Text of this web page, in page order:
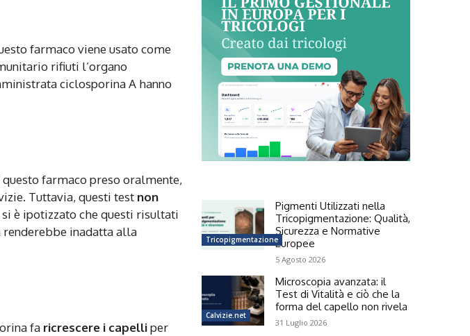
farmaco viene usato come
rifiuti l’organo
ciclosporina A hanno
farmaco preso oralmente,
Tuttavia, questi test non
si è ipotizzato che questi risultati
renderebbe inadatta alla
fa ricrescere i capelliper
Tricopigmentazione
Pigmenti Utilizzati nella
Tricopigmentazione: Qualità,
Sicurezza e Normative
Europee
5 Agosto 2026
Calvizie.net
Microscopia avanzata: il
Test di Vitalità e ciò che la
forma del capello non rivela
31 Luglio 2026